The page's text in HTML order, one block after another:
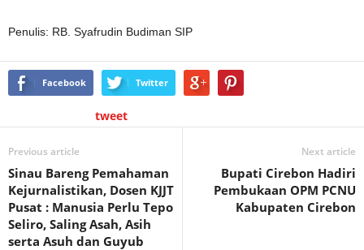
Penulis: RB. Syafrudin Budiman SIP
Facebook Twitter
tweet
Previous article
Sinau Bareng Pemahaman
Kejurnalistikan, Dosen KJJT
Pusat : Manusia Perlu Tepo
Seliro, Saling Asah, Asih
serta Asuh dan Guyub
Next article
Bupati Cirebon Hadiri
Pembukaan OPM PCNU
Kabupaten Cirebon